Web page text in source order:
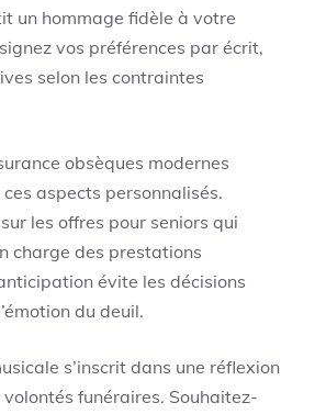
un hommage fidèle à votre
vos préférences par écrit,
selon les contraintes
obsèques modernes
aspects personnalisés.
les offres pour seniors qui
charge des prestations
évite les décisions
du deuil.
s’inscrit dans une réflexion
funéraires. Souhaitez-